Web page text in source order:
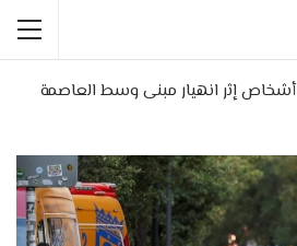
العودة إلى "مصرع 4 أشخاص إثر انهيار مبنى وسط العاصمة